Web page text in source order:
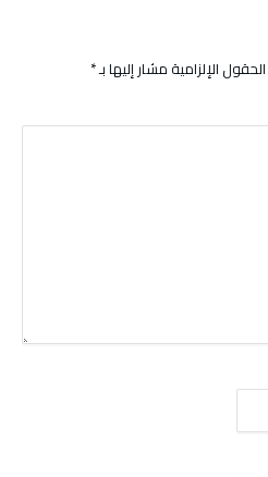
الحقول الإلزامية مشار إليها بـ*